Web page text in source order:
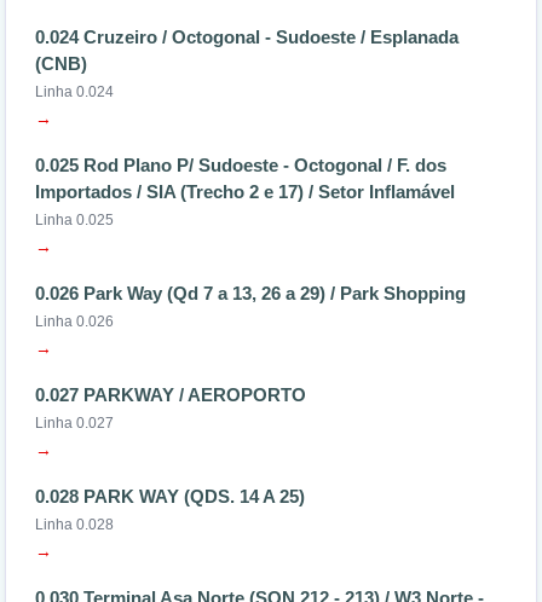
0.024 Cruzeiro / Octogonal - Sudoeste / Esplanada
(CNB)
Linha 0.024
→
0.025 Rod Plano P/ Sudoeste - Octogonal / F. dos
Importados / SIA (Trecho 2 e 17) / Setor Inflamável
Linha 0.025
→
0.026 Park Way (Qd 7 a 13, 26 a 29) / Park Shopping
Linha 0.026
→
0.027 PARKWAY / AEROPORTO
Linha 0.027
→
0.028 PARK WAY (QDS. 14 A 25)
Linha 0.028
→
0.030 Terminal Asa Norte (SQN 212 - 213) / W3 Norte -